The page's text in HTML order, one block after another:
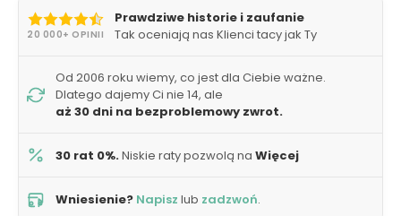
20 000+ OPINII
Prawdziwe historie i zaufanie
Tak oceniają nas Klienci tacy jak Ty
Od 2006 roku wiemy, co jest dla Ciebie ważne.
Dlatego dajemy Ci nie 14, ale
aż 30 dni na bezproblemowy zwrot.
30 rat 0%.Niskie raty pozwolą na Więcej
Wniesienie? Napisz lub zadzwoń.